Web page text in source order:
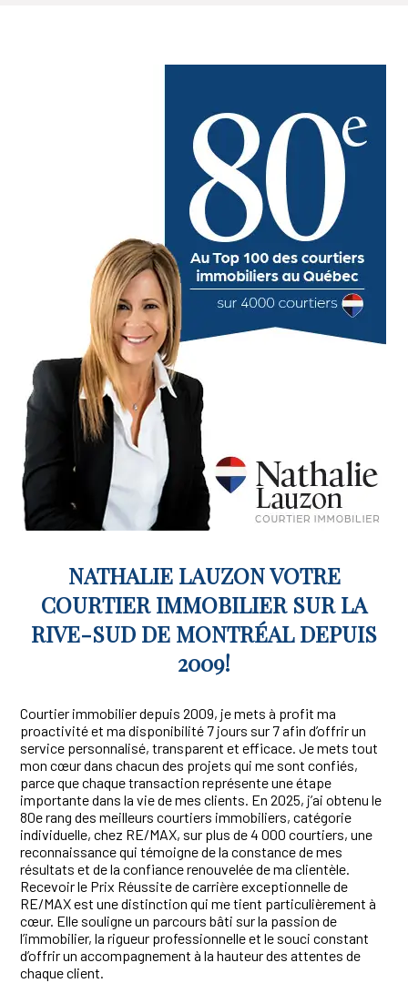
NATHALIE LAUZON VOTRE
COURTIER IMMOBILIER SUR LA
RIVE-SUD DE MONTRÉAL DEPUIS
2009!
Courtier immobilier depuis 2009, je mets à profit ma
proactivité et ma disponibilité 7 jours sur 7 afin d’offrir un
service personnalisé, transparent et efficace. Je mets tout
mon cœur dans chacun des projets qui me sont confiés,
parce que chaque transaction représente une étape
importante dans la vie de mes clients. En 2025, j’ai obtenu le
80e rang des meilleurs courtiers immobiliers, catégorie
individuelle, chez RE/MAX, sur plus de 4 000 courtiers, une
reconnaissance qui témoigne de la constance de mes
résultats et de la confiance renouvelée de ma clientèle.
Recevoir le Prix Réussite de carrière exceptionnelle de
RE/MAX est une distinction qui me tient particulièrement à
cœur. Elle souligne un parcours bâti sur la passion de
l’immobilier, la rigueur professionnelle et le souci constant
d’offrir un accompagnement à la hauteur des attentes de
chaque client.